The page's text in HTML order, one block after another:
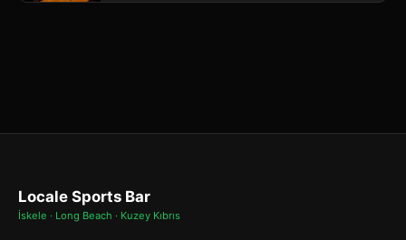
Locale Sports Bar
İskele · Long Beach · Kuzey Kıbrıs